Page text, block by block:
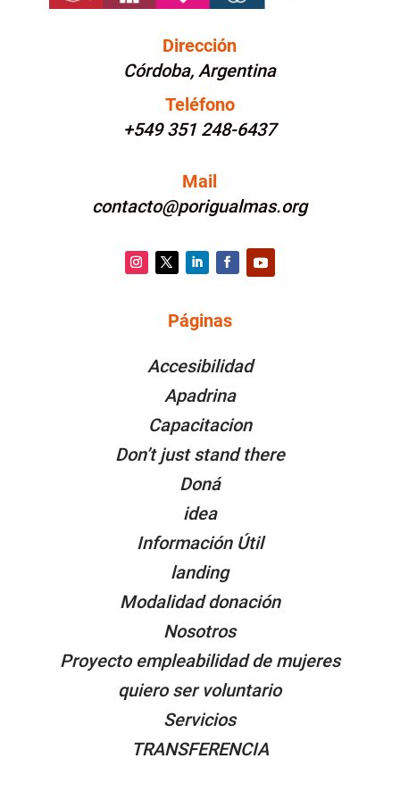
Dirección
Córdoba, Argentina
Teléfono
+549 351 248-6437
Mail
contacto@porigualmas.org
Facebook
Páginas
Accesibilidad
Apadrina
Capacitacion
Don’t just stand there
Doná
idea
Información Útil
landing
Modalidad donación
Nosotros
Proyecto empleabilidad de mujeres
quiero ser voluntario
Servicios
TRANSFERENCIA